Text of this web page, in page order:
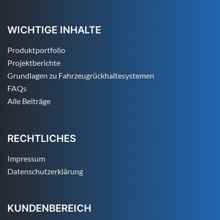
WICHTIGE INHALTE
Produktportfolio
Projektberichte
Grundlagen zu Fahrzeugrückhaltesystemen
FAQs
Alle Beiträge
RECHTLICHES
Impressum
Datenschutzerklärung
KUNDENBEREICH